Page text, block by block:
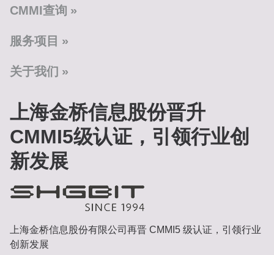
CMMI查询
服务项目
关于我们
上海金桥信息股份晋升
CMMI5级认证，引领行业创
新发展
上海金桥信息股份有限公司再晋 CMMI5 级认证，引领行业
创新发展